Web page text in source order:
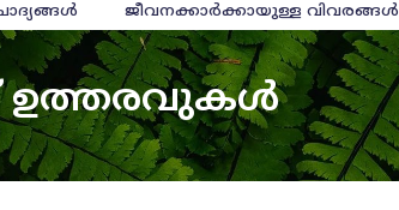
ജീവനക്കാര്‍ക്കായുള്ള വിവരങ്ങള്‍
ഉത്തരവുകൾ